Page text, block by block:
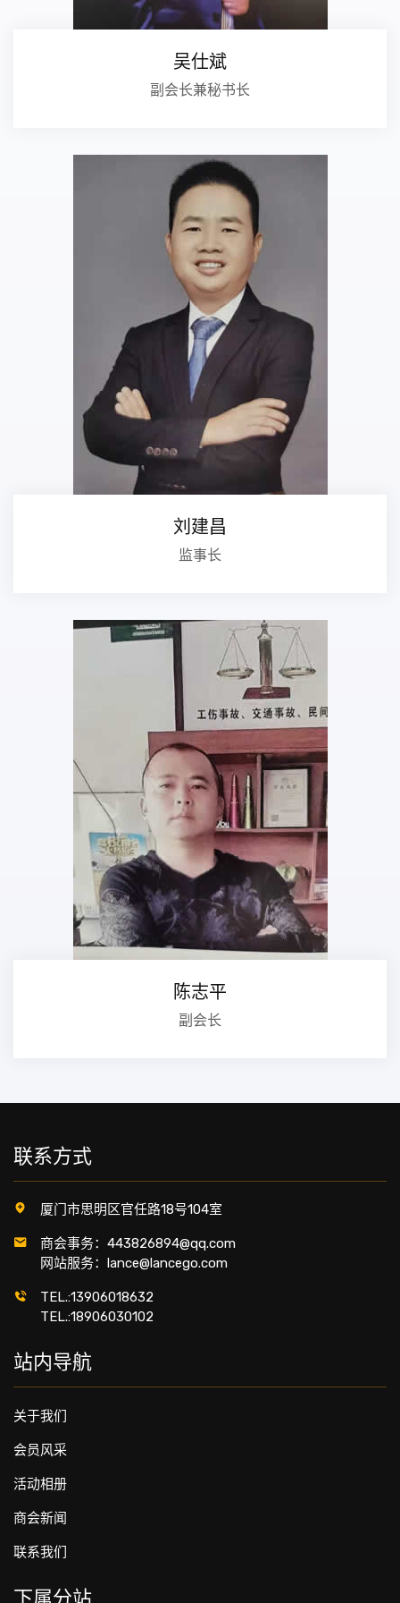
吴仕斌
副会长兼秘书长
刘建昌
监事长
陈志平
副会长
联系方式
厦门市思明区官任路18号104室
商会事务：443826894@qq.com
网站服务：lance@lancego.com
TEL.:13906018632
TEL.:18906030102
站内导航
关于我们
会员风采
活动相册
商会新闻
联系我们